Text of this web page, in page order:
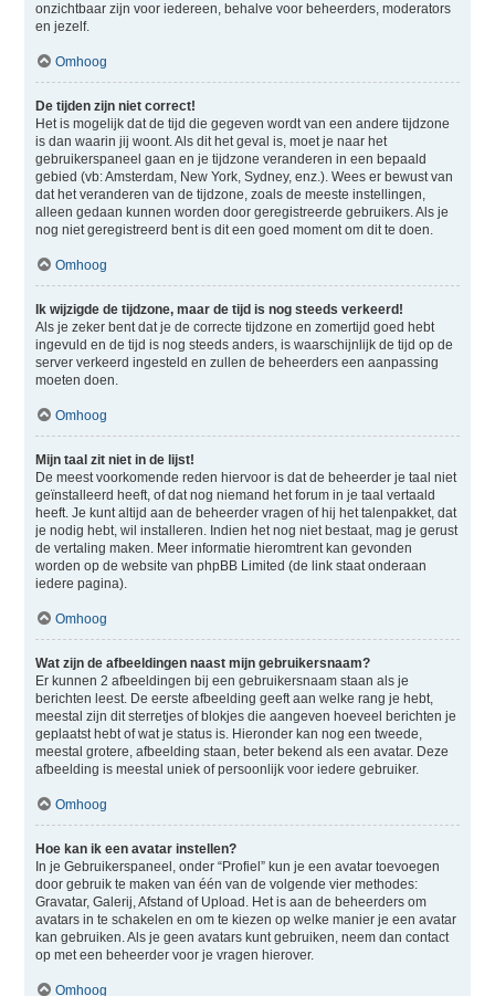
onzichtbaar zijn voor iedereen, behalve voor beheerders, moderators
en jezelf.
Omhoog
De tijden zijn niet correct!
Het is mogelijk dat de tijd die gegeven wordt van een andere tijdzone
is dan waarin jij woont. Als dit het geval is, moet je naar het
gebruikerspaneel gaan en je tijdzone veranderen in een bepaald
gebied (vb: Amsterdam, New York, Sydney, enz.). Wees er bewust van
dat het veranderen van de tijdzone, zoals de meeste instellingen,
alleen gedaan kunnen worden door geregistreerde gebruikers. Als je
nog niet geregistreerd bent is dit een goed moment om dit te doen.
Omhoog
Ik wijzigde de tijdzone, maar de tijd is nog steeds verkeerd!
Als je zeker bent dat je de correcte tijdzone en zomertijd goed hebt
ingevuld en de tijd is nog steeds anders, is waarschijnlijk de tijd op de
server verkeerd ingesteld en zullen de beheerders een aanpassing
moeten doen.
Omhoog
Mijn taal zit niet in de lijst!
De meest voorkomende reden hiervoor is dat de beheerder je taal niet
geïnstalleerd heeft, of dat nog niemand het forum in je taal vertaald
heeft. Je kunt altijd aan de beheerder vragen of hij het talenpakket, dat
je nodig hebt, wil installeren. Indien het nog niet bestaat, mag je gerust
de vertaling maken. Meer informatie hieromtrent kan gevonden
worden op de website van phpBB Limited (de link staat onderaan
iedere pagina).
Omhoog
Wat zijn de afbeeldingen naast mijn gebruikersnaam?
Er kunnen 2 afbeeldingen bij een gebruikersnaam staan als je
berichten leest. De eerste afbeelding geeft aan welke rang je hebt,
meestal zijn dit sterretjes of blokjes die aangeven hoeveel berichten je
geplaatst hebt of wat je status is. Hieronder kan nog een tweede,
meestal grotere, afbeelding staan, beter bekend als een avatar. Deze
afbeelding is meestal uniek of persoonlijk voor iedere gebruiker.
Omhoog
Hoe kan ik een avatar instellen?
In je Gebruikerspaneel, onder “Profiel” kun je een avatar toevoegen
door gebruik te maken van één van de volgende vier methodes:
Gravatar, Galerij, Afstand of Upload. Het is aan de beheerders om
avatars in te schakelen en om te kiezen op welke manier je een avatar
kan gebruiken. Als je geen avatars kunt gebruiken, neem dan contact
op met een beheerder voor je vragen hierover.
Omhoog